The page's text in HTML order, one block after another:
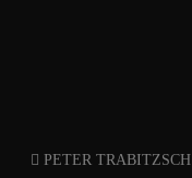
PETER TRABITZSCH